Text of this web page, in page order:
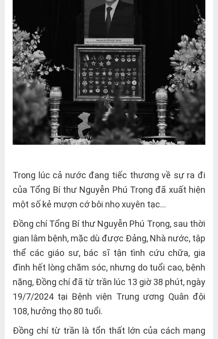
Trong lúc cả nước đang tiếc thương về sự ra đi
của Tổng Bí thư Nguyễn Phú Trọng đã xuất hiện
một số kẻ mượn cớ bôi nhọ xuyên tạc…
Đồng chí Tổng Bí thư Nguyễn Phú Trọng, sau thời
gian lâm bệnh, mặc dù được Đảng, Nhà nước, tập
thể các giáo sư, bác sĩ tận tình cứu chữa, gia
đình hết lòng chăm sóc, nhưng do tuổi cao, bệnh
nặng, Đồng chí đã từ trần lúc 13 giờ 38 phút, ngày
19/7/2024 tại Bệnh viện Trung ương Quân đội
108, hưởng thọ 80 tuổi.
Đồng chí từ trần là tổn thất lớn của cách mạng